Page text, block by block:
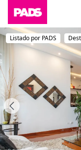
Listado por PADS